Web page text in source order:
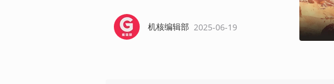
机核编辑部 2025-06-19